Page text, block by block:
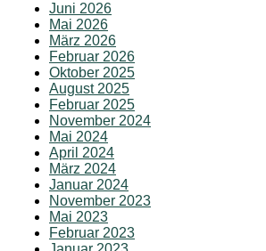
Juni 2026
Mai 2026
März 2026
Februar 2026
Oktober 2025
August 2025
Februar 2025
November 2024
Mai 2024
April 2024
März 2024
Januar 2024
November 2023
Mai 2023
Februar 2023